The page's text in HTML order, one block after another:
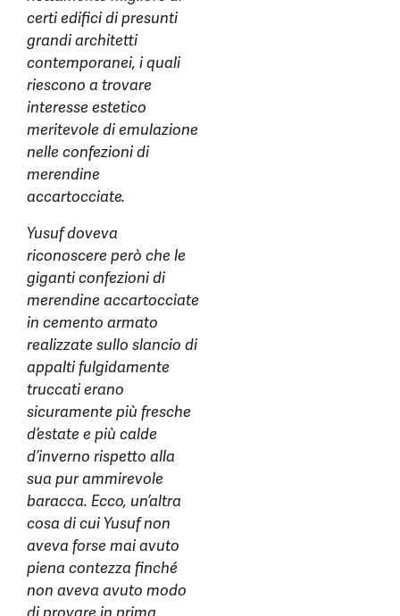
certi edifici di presunti
grandi architetti
contemporanei, i quali
riescono a trovare
interesse estetico
meritevole di emulazione
nelle confezioni di
merendine
accartocciate.
Yusuf doveva
riconoscere però che le
giganti confezioni di
merendine accartocciate
in cemento armato
realizzate sullo slancio di
appalti fulgidamente
truccati erano
sicuramente più fresche
d’estate e più calde
d’inverno rispetto alla
sua pur ammirevole
baracca. Ecco, un’altra
cosa di cui Yusuf non
aveva forse mai avuto
piena contezza finché
non aveva avuto modo